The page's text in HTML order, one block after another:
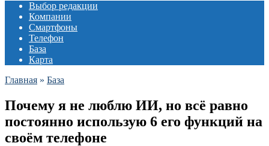
Выбор редакции
Компании
Смартфоны
Телефон
База
Карта
Главная » База
Почему я не люблю ИИ, но всё равно
постоянно использую 6 его функций на
своём телефоне